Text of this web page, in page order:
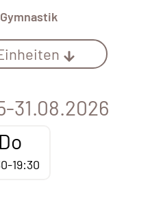
Gymnastik
31.08.2026
Do
19:30